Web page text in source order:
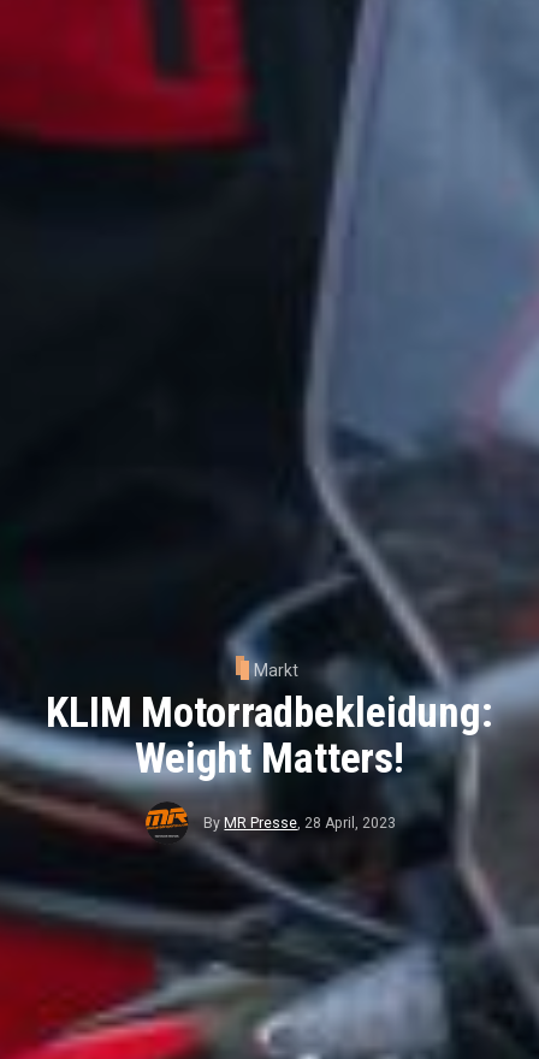
Markt
KLIM Motorradbekleidung:
Weight Matters!
By MR Presse,28 April, 2023